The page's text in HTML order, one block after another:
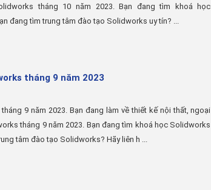
tháng 10 năm 2023. Bạn đang tìm khoá học
đang tìm trung tâm đào tạo Solidworks uy tín? ...
tháng 9 năm 2023
9 năm 2023. Bạn đang làm về thiết kế nội thất, ngoại
tháng 9 năm 2023. Bạn đang tìm khoá học Solidworks
tâm đào tạo Solidworks? Hãy liên h ...